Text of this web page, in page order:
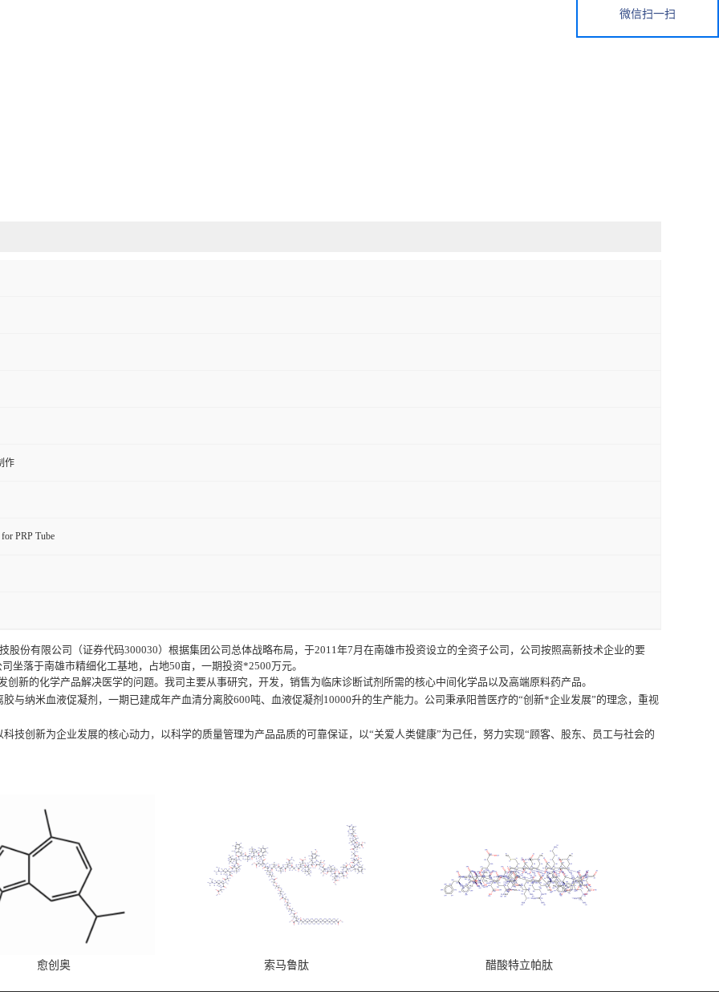
作
PRP Tube
份有限公司（证券代码300030）根据集团公司总体战略布局，于2011年7月在南雄市投资设立的全资子公司，公司按照高新技术企业的要
司坐落于南雄市精细化工基地，占地50亩，一期投资*2500万元。
新的化学产品解决医学的问题。我司主要从事研究，开发，销售为临床诊断试剂所需的核心中间化学品以及高端原料药产品。
与纳米血液促凝剂，一期已建成年产血清分离胶600吨、血液促凝剂10000升的生产能力。公司秉承阳普医疗的“创新*企业发展”的理念，重视
技创新为企业发展的核心动力，以科学的质量管理为产品品质的可靠保证，以“关爱人类健康”为己任，努力实现“顾客、股东、员工与社会的
愈创奥 索马鲁肽 醋酸特立帕肽
微信扫一扫